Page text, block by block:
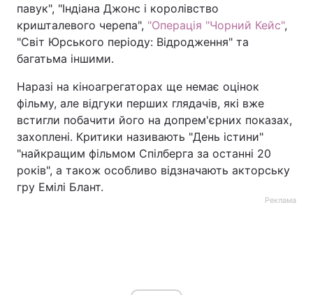
павук", "Індіана Джонс і королівство
кришталевого черепа", "Операція "Чорний Кейс",
"Світ Юрського періоду: Відродження" та
багатьма іншими.
Наразі на кіноагрегаторах ще немає оцінок
фільму, але відгуки перших глядачів, які вже
встигли побачити його на допрем'єрних показах,
захоплені. Критики називають "День істини"
"найкращим фільмом Спілберга за останні 20
років", а також особливо відзначають акторську
гру Емілі Блант.
Реклама